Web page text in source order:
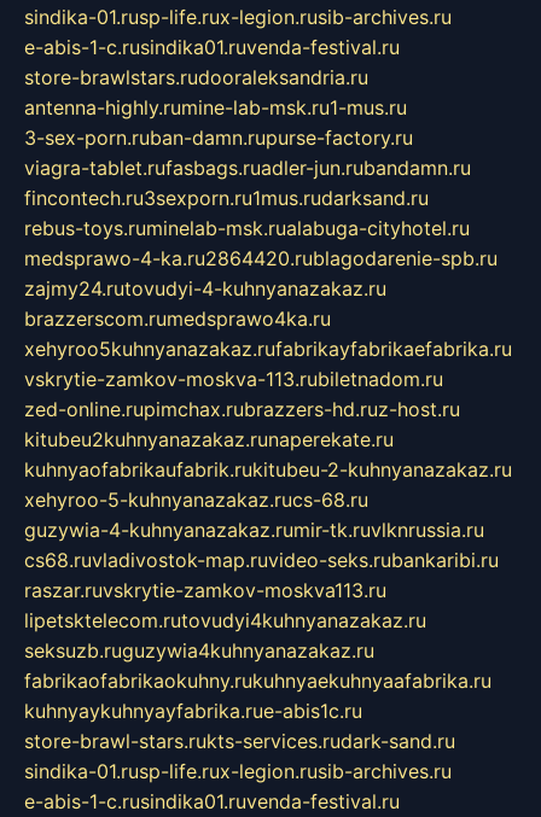
sindika-01.rusp-life.rux-legion.rusib-archives.ru
e-abis-1-c.rusindika01.ruvenda-festival.ru
store-brawlstars.rudooraleksandria.ru
antenna-highly.rumine-lab-msk.ru1-mus.ru
3-sex-porn.ruban-damn.rupurse-factory.ru
viagra-tablet.rufasbags.ruadler-jun.rubandamn.ru
fincontech.ru3sexporn.ru1mus.rudarksand.ru
rebus-toys.ruminelab-msk.rualabuga-cityhotel.ru
medsprawo-4-ka.ru2864420.rublagodarenie-spb.ru
zajmy24.rutovudyi-4-kuhnyanazakaz.ru
brazzerscom.rumedsprawo4ka.ru
xehyroo5kuhnyanazakaz.rufabrikayfabrikaefabrika.ru
vskrytie-zamkov-moskva-113.rubiletnadom.ru
zed-online.rupimchax.rubrazzers-hd.ruz-host.ru
kitubeu2kuhnyanazakaz.runaperekate.ru
kuhnyaofabrikaufabrik.rukitubeu-2-kuhnyanazakaz.ru
xehyroo-5-kuhnyanazakaz.rucs-68.ru
guzywia-4-kuhnyanazakaz.rumir-tk.ruvlknrussia.ru
cs68.ruvladivostok-map.ruvideo-seks.rubankaribi.ru
raszar.ruvskrytie-zamkov-moskva113.ru
lipetsktelecom.rutovudyi4kuhnyanazakaz.ru
seksuzb.ruguzywia4kuhnyanazakaz.ru
fabrikaofabrikaokuhny.rukuhnyaekuhnyaafabrika.ru
kuhnyaykuhnyayfabrika.rue-abis1c.ru
store-brawl-stars.rukts-services.rudark-sand.ru
sindika-01.rusp-life.rux-legion.rusib-archives.ru
e-abis-1-c.rusindika01.ruvenda-festival.ru